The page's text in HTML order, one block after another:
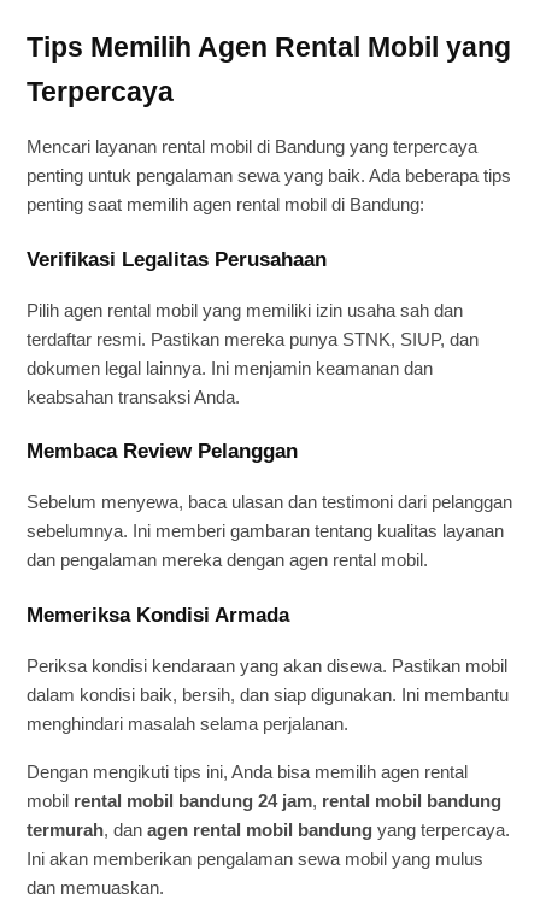
Tips Memilih Agen Rental Mobil yang
Terpercaya
Mencari layanan rental mobil di Bandung yang terpercaya
penting untuk pengalaman sewa yang baik. Ada beberapa tips
penting saat memilih agen rental mobil di Bandung:
Verifikasi Legalitas Perusahaan
Pilih agen rental mobil yang memiliki izin usaha sah dan
terdaftar resmi. Pastikan mereka punya STNK, SIUP, dan
dokumen legal lainnya. Ini menjamin keamanan dan
keabsahan transaksi Anda.
Membaca Review Pelanggan
Sebelum menyewa, baca ulasan dan testimoni dari pelanggan
sebelumnya. Ini memberi gambaran tentang kualitas layanan
dan pengalaman mereka dengan agen rental mobil.
Memeriksa Kondisi Armada
Periksa kondisi kendaraan yang akan disewa. Pastikan mobil
dalam kondisi baik, bersih, dan siap digunakan. Ini membantu
menghindari masalah selama perjalanan.
Dengan mengikuti tips ini, Anda bisa memilih agen rental
mobil rental mobil bandung 24 jam, rental mobil bandung
termurah, dan agen rental mobil bandung yang terpercaya.
Ini akan memberikan pengalaman sewa mobil yang mulus
dan memuaskan.